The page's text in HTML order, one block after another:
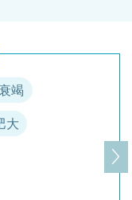
竭
大
下